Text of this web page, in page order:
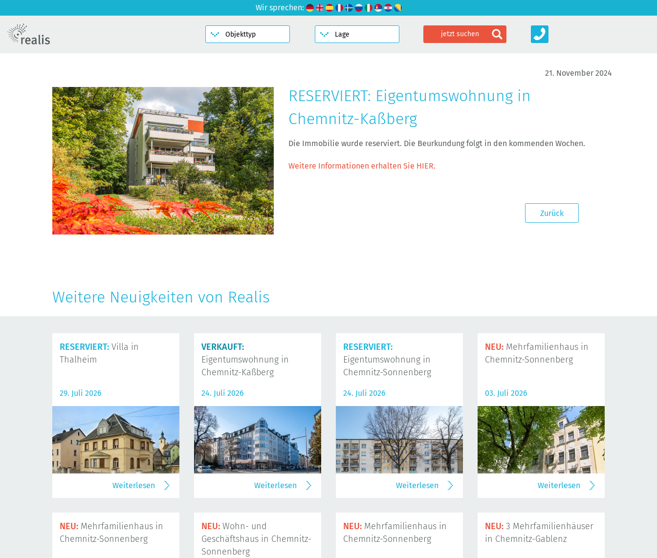
Wir sprechen:
21. November 2024
RESERVIERT: Eigentumswohnung in
Chemnitz-Kaßberg
Die Immobilie wurde reserviert. Die Beurkundung folgt in den kommenden Wochen.
Weitere Informationen erhalten Sie HIER.
Zurück
Weitere Neuigkeiten von Realis
RESERVIERT: Villa in
Thalheim
29. Juli 2026
Weiterlesen
VERKAUFT:
Eigentumswohnung in
Chemnitz-Kaßberg
24. Juli 2026
Weiterlesen
RESERVIERT:
Eigentumswohnung in
Chemnitz-Sonnenberg
24. Juli 2026
Weiterlesen
NEU: Mehrfamilienhaus in
Chemnitz-Sonnenberg
03. Juli 2026
Weiterlesen
NEU: Mehrfamilienhaus in
Chemnitz-Sonnenberg
NEU: Wohn- und
Geschäftshaus in Chemnitz-
Sonnenberg
NEU: Mehrfamilienhaus in
Chemnitz-Sonnenberg
NEU: 3 Mehrfamilienhäuser
in Chemnitz-Gablenz